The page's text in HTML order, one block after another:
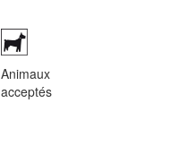
Animaux
acceptés